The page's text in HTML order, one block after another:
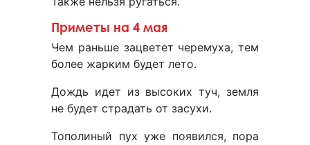
Приметы на 4 мая
Чем раньше зацветет черемуха, тем
более жарким будет лето.
Дождь идет из высоких туч, земля
не будет страдать от засухи.
Тополиный пух уже появился, пора